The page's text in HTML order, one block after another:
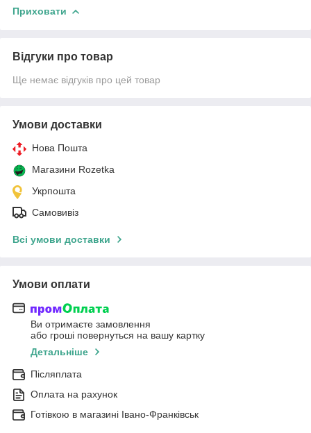
Приховати
Відгуки про товар
Ще немає відгуків про цей товар
Умови доставки
Нова Пошта
Магазини Rozetka
Укрпошта
Самовивіз
Всі умови доставки
Умови оплати
Ви отримаєте замовлення
або гроші повернуться на вашу картку
Детальніше
Післяплата
Оплата на рахунок
Готівкою в магазині Івано-Франківськ